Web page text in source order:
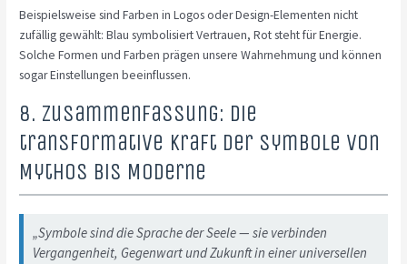
Beispielsweise sind Farben in Logos oder Design-Elementen nicht
zufällig gewählt: Blau symbolisiert Vertrauen, Rot steht für Energie.
Solche Formen und Farben prägen unsere Wahrnehmung und können
sogar Einstellungen beeinflussen.
8. Zusammenfassung: Die
transformative Kraft der Symbole von
Mythos bis Moderne
„Symbole sind die Sprache der Seele — sie verbinden
Vergangenheit, Gegenwart und Zukunft in einer universellen